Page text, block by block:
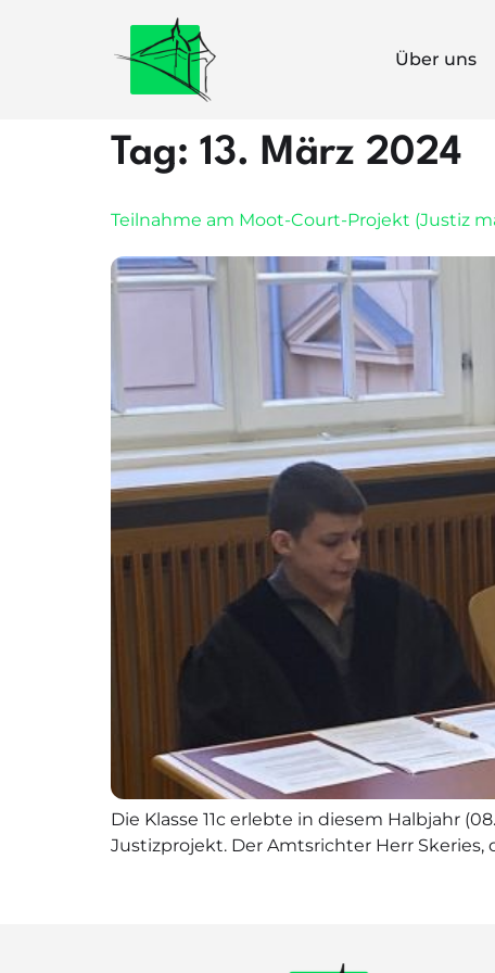
Über uns
Tag: 13. März 2024
Teilnahme am Moot-Court-Projekt (Justiz
Die Klasse 11c erlebte in diesem Halbjahr
Justizprojekt. Der Amtsrichter Herr